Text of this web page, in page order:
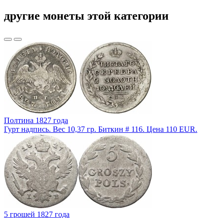
другие монеты этой категории
Полтина 1827 года
Гурт надпись. Вес 10,37 гр. Биткин # 116. Цена 110 EUR.
5 грошей 1827 года